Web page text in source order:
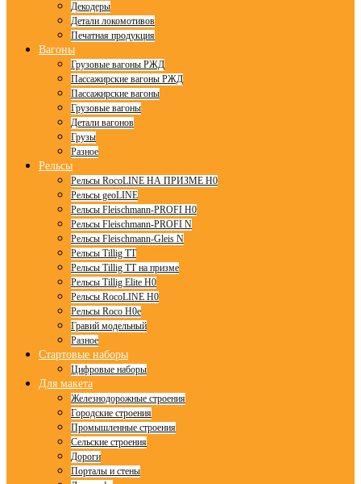
Декодеры
Детали локомотивов
Печатная продукция
Вагоны
Грузовые вагоны РЖД
Пассажирские вагоны РЖД
Пассажирские вагоны
Грузовые вагоны
Детали вагонов
Грузы
Разное
Рельсы
Рельсы RocoLINE НА ПРИЗМЕ H0
Рельсы geoLINE
Рельсы Fleischmann-PROFI H0
Рельсы Fleischmann-PROFI N
Рельсы Fleischmann-Gleis N
Рельсы Tillig TT
Рельсы Tillig TT на призме
Рельсы Tillig Elite H0
Рельсы RocoLINE H0
Рельсы Roco H0e
Гравий модельный
Разное
Стартовые наборы
Цифровые наборы
Для макета
Железнодорожные строения
Городские строения
Промышленные строения
Сельские строения
Дороги
Порталы и стены